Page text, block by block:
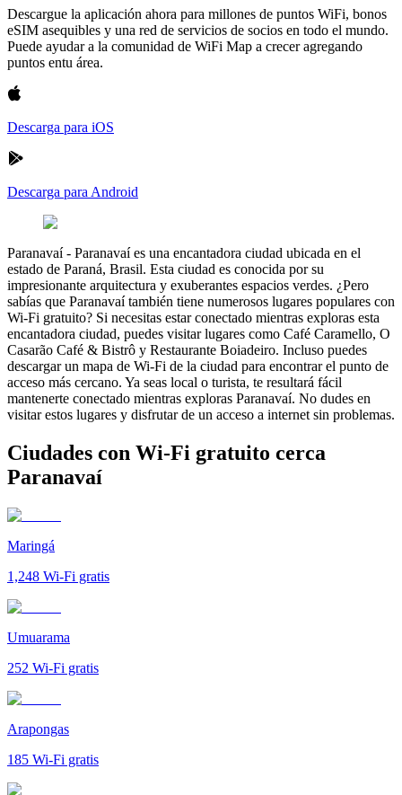
Descargue la aplicación ahora para millones de puntos WiFi, bonos
eSIM asequibles y una red de servicios de socios en todo el mundo.
Puede ayudar a la comunidad de WiFi Map a crecer agregando
puntos entu área.
Descarga para iOS
Descarga para Android
Paranavaí- Paranavaí es una encantadora ciudad ubicada en el
estado de Paraná, Brasil. Esta ciudad es conocida por su
impresionante arquitectura y exuberantes espacios verdes. ¿Pero
sabías que Paranavaí también tiene numerosos lugares populares con
Wi-Fi gratuito? Si necesitas estar conectado mientras exploras esta
encantadora ciudad, puedes visitar lugares como Café Caramello, O
Casarão Café & Bistrô y Restaurante Boiadeiro. Incluso puedes
descargar un mapa de Wi-Fi de la ciudad para encontrar el punto de
acceso más cercano. Ya seas local o turista, te resultará fácil
mantenerte conectado mientras exploras Paranavaí. No dudes en
visitar estos lugares y disfrutar de un acceso a internet sin problemas.
Ciudades con Wi-Fi gratuito cerca
Paranavaí
Maringá
1,248 Wi-Fi gratis
Umuarama
252 Wi-Fi gratis
Arapongas
185 Wi-Fi gratis